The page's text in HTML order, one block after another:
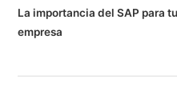
N
v
La importancia del SAP para tu
empresa